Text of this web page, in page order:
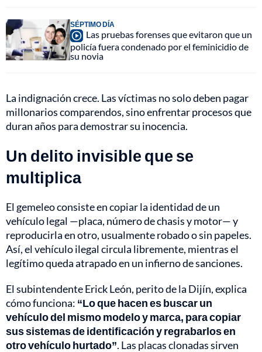
SÉPTIMO DÍA
Las pruebas forenses que evitaron que un
policía fuera condenado por el feminicidio de
su novia
La indignación crece. Las víctimas no solo deben pagar
millonarios comparendos, sino enfrentar procesos que
duran años para demostrar su inocencia.
Un delito invisible que se
multiplica
El gemeleo consiste en copiar la identidad de un
vehículo legal —placa, número de chasis y motor— y
reproducirla en otro, usualmente robado o sin papeles.
Así, el vehículo ilegal circula libremente, mientras el
legítimo queda atrapado en un infierno de sanciones.
El subintendente Erick León, perito de la Dijín, explica
cómo funciona: “Lo que hacen es buscar un
vehículo del mismo modelo y marca, para copiar
sus sistemas de identificación y regrabarlos en
otro vehículo hurtado”. Las placas clonadas sirven